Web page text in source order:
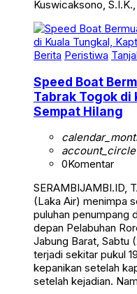
Kuswicaksono,
Berita Peristiwa
Speed Boat
Tabrak Togok di
Sempat Hilang
account_circle
0Komentar
SERAMBIJAMBI.ID,
(Laka Air) menimpa
puluhan penumpang
depan Pelabuhan
Jabung Barat, Sabtu
terjadi sekitar pukul
kepanikan setelah
setelah kejadian.